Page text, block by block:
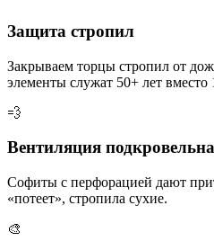
Защита стропил
Закрываем торцы стропил от
элементы служат 50+ лет вместо
💨
Вентиляция
Софиты с перфорацией дают
«потеет», стропила сухие.
🎨